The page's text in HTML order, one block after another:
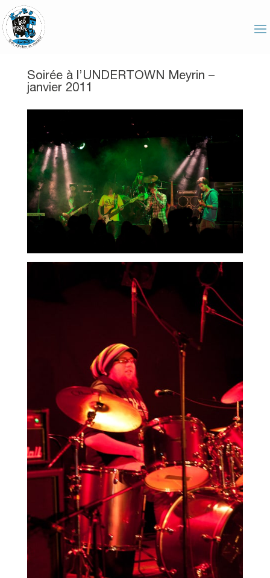
Soirée à l’UNDERTOWN Meyrin –
janvier 2011